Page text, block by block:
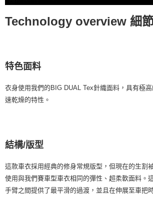
Technology overview 細
特色面料
衣身使用我們的BIG DUAL Tex針織面料，具有極
速乾燥的特性。
結構/版型
這款車衣採用經典的修身常規版型，但現在的生割
使用與我們賽車型車衣相同的彈性、超柔軟面料。
手臂之間提供了最平滑的過渡，並且在伸展至車把